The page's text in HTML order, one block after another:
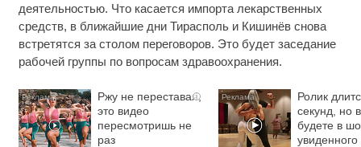
деятельностью. Что касается импорта лекарственных
средств, в ближайшие дни Тирасполь и Кишинёв снова
встретятся за столом переговоров. Это будет заседание
рабочей группы по вопросам здравоохранения.
i
Ржу не переставая,
это видео
пересмотришь не
раз
Ролик
секунд, но
будете в
увиденного